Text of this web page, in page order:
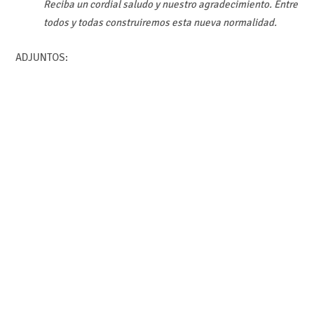
Reciba un cordial saludo y nuestro agradecimiento. Entre
todos y todas construiremos esta nueva normalidad.
ADJUNTOS: